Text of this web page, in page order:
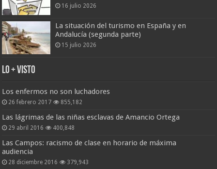
16 julio 2026
La situación del turismo en España y en
Andalucía (segunda parte)
15 julio 2026
Lo + Visto
Los enfermos no son luchadores
26 febrero 2017 855,182
Las lágrimas de las niñas esclavas de Amancio Ortega
29 abril 2016 400,848
Las Campos: racismo de clase en horario de máxima
audiencia
28 diciembre 2016 379,943